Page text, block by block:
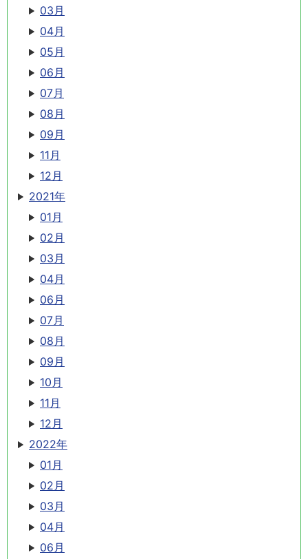
03月
04月
05月
06月
07月
08月
09月
11月
12月
2021年
01月
02月
03月
04月
06月
07月
08月
09月
10月
11月
12月
2022年
01月
02月
03月
04月
06月